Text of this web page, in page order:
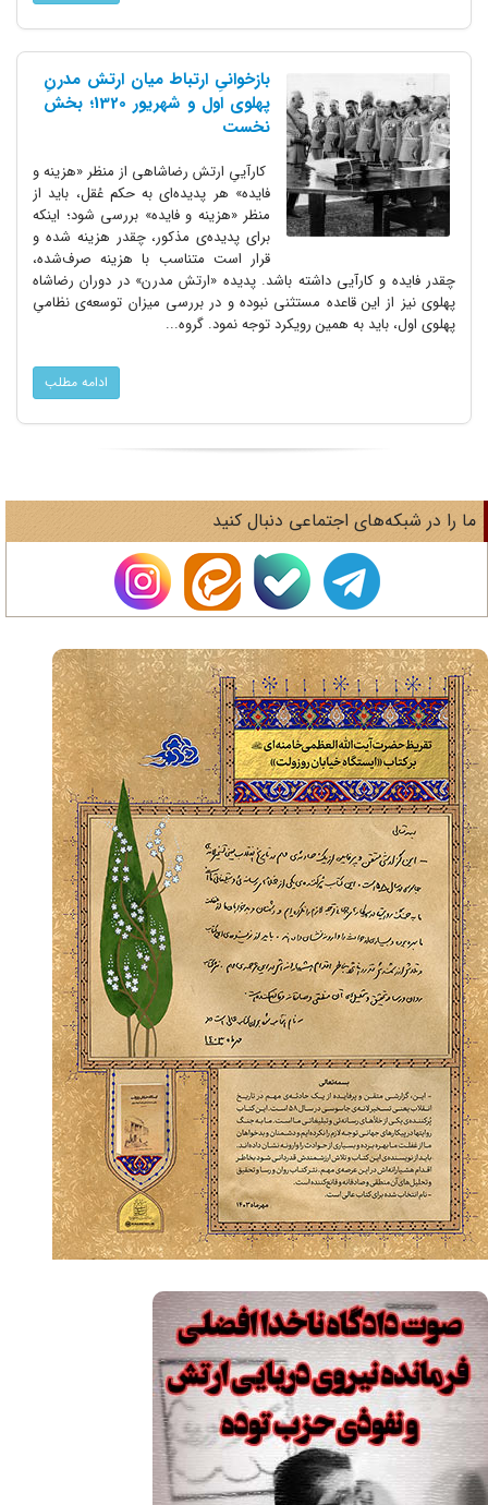
بازخوانیِ ارتباط میان ارتش مدرنِ
پهلوی اول و شهریور 1320؛ بخش
نخست
کارآییِ ارتش رضاشاهی از منظر «هزینه و
فایده» هر پدیده‌ای به حکم عُقل، باید از
منظر «هزینه و فایده» بررسی شود؛ اینکه
برای پدیده‌ی مذکور، چقدر هزینه شده و
قرار است متناسب با هزینه صرف‌شده،
چقدر فایده و کارآیی داشته باشد. پدیده «ارتش مدرن» در دوران رضاشاه
پهلوی نیز از این قاعده مستثنی نبوده و در بررسی میزان توسعه‌ی نظامیِ
پهلوی اول، باید به همین رویکرد توجه نمود. گروه...
ادامه مطلب
را در شبکه‌های اجتماعی دنبال کنید